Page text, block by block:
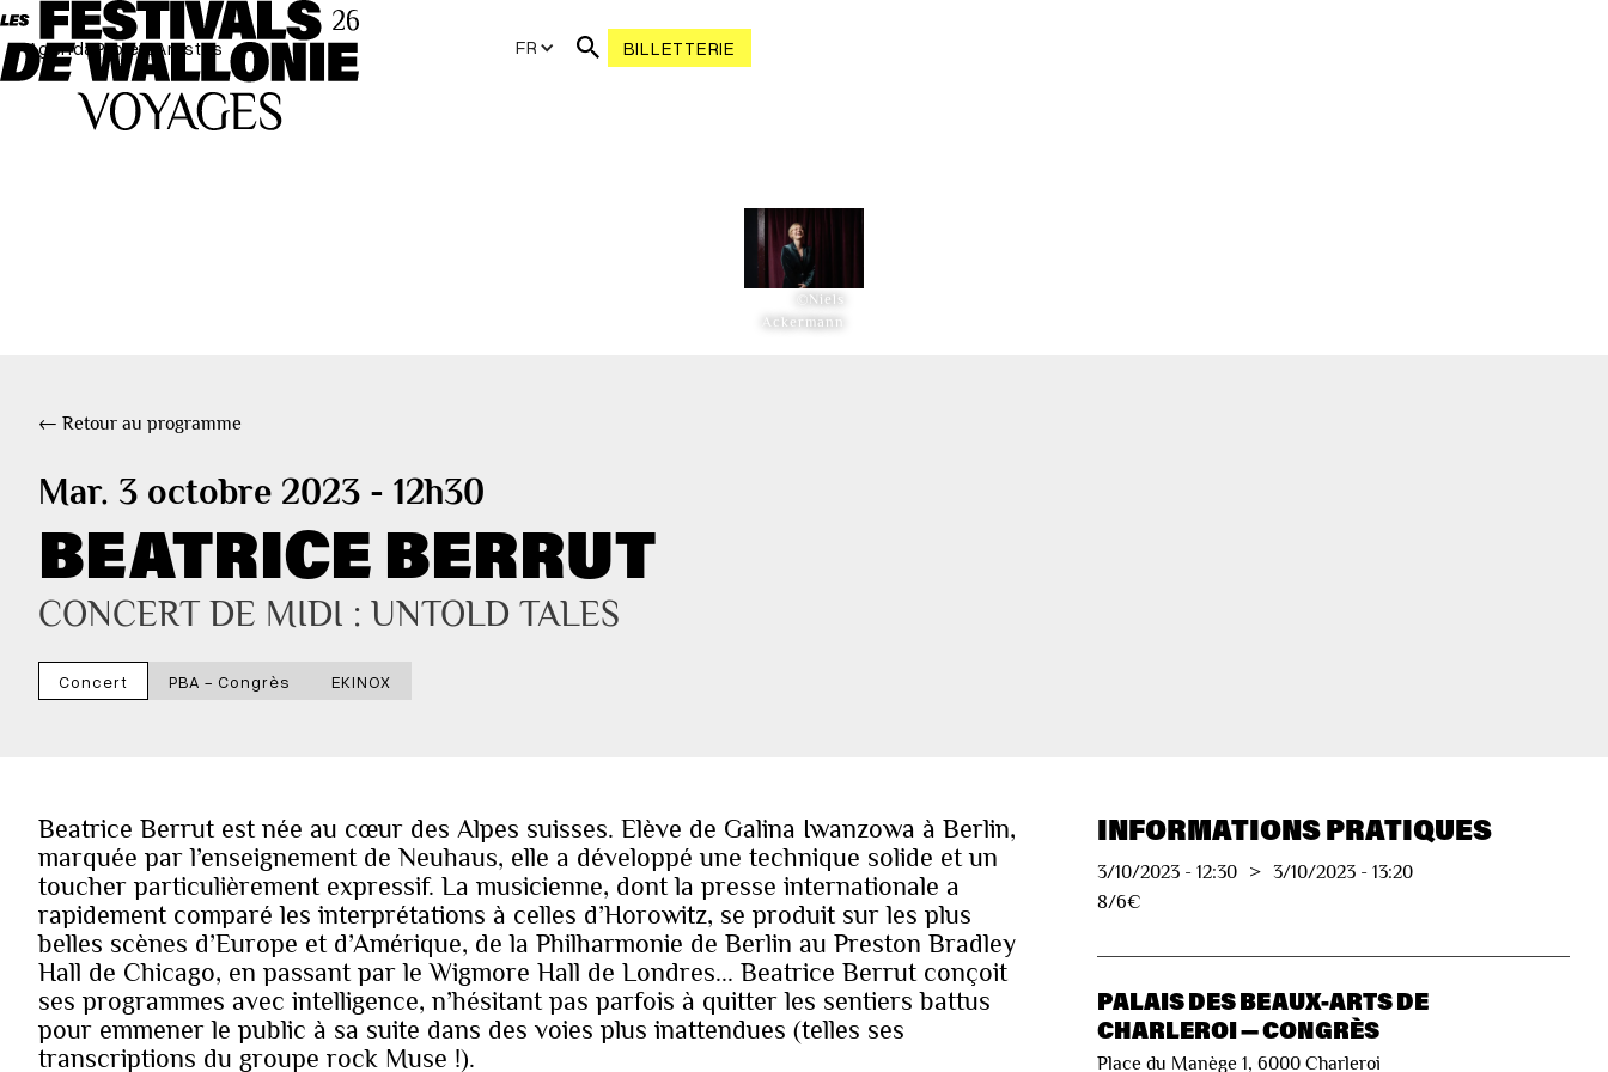
AgendaProjetsArtistes FR BILLETTERIE
©Niels
Ackermann
← Retour au programme
Mar. 3 octobre 2023 - 12h30
BEATRICE BERRUT
CONCERT DE MIDI : UNTOLD TALES
Concert PBA - Congrès EKINOX
Beatrice Berrut est née au cœur des Alpes suisses. Elève de Galina Iwanzowa à Berlin,
marquée par l’enseignement de Neuhaus, elle a développé une technique solide et un
toucher particulièrement expressif. La musicienne, dont la presse internationale a
rapidement comparé les interprétations à celles d’Horowitz, se produit sur les plus
belles scènes d’Europe et d’Amérique, de la Philharmonie de Berlin au Preston Bradley
Hall de Chicago, en passant par le Wigmore Hall de Londres... Beatrice Berrut conçoit
ses programmes avec intelligence, n’hésitant pas parfois à quitter les sentiers battus
pour emmener le public à sa suite dans des voies plus inattendues (telles ses
transcriptions du groupe rock Muse !).
INFORMATIONS PRATIQUES
3/10/2023 -12:30 > 3/10/2023 -13:20
8/6€
PALAIS DES BEAUX-ARTS DE
CHARLEROI — CONGRÈS
Place du Manège 1, 6000 Charleroi